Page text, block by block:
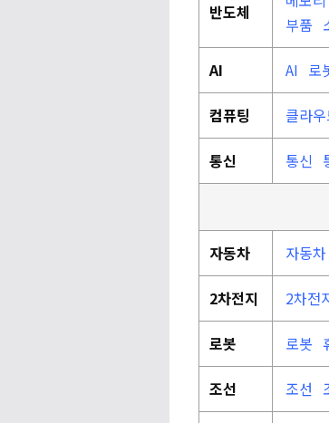
반도체
부품
AI AI 로
컴퓨팅 클라
통신 통신
자동차 자동차
2차전지 2차전
로봇 로봇
조선 조선